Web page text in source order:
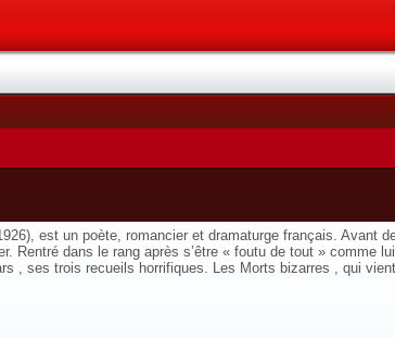
est un poète, romancier et dramaturge français. Avant
Rentré dans le rang après s’être « foutu de tout » comme
, ses trois recueils horrifiques. Les Morts bizarres , qui